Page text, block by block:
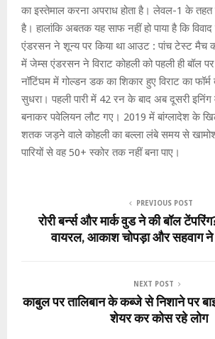
का इस्तेमाल करना अपराध होता है। लेवल-1 के तहत
है। हालांकि अबतक यह साफ नहीं हो पाया है कि
एंडरसन ने शून्य पर किया था आउट : पांच टेस्ट मैच
में जेम्स एंडरसन ने विराट कोहली को पहली ही बॉल
नॉटिंघम में गोल्डन डक का शिकार हुए विराट का
सुधरा। पहली पारी में 42 रन के बाद अब दूसरी
बनाकर पवेलियन लौट गए। 2019 में बांग्लादेश के
शतक जड़ने वाले कोहली का बल्ला लंबे समय से
पारियों से वह 50+ स्कोर तक नहीं बना पाए।
PREVIOUS POST
रोरी बर्न्स और मार्क वुड ने की बॉल
वायरल, आकाश चोपड़ा और सहवाग ने
NEXT POST
काबुल पर तालिबान के कब्जे से निशाने पर
शेयर कर कोस रहे लोग